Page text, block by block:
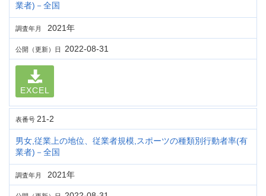
業者)－全国
調査年月 2021年
公開（更新）日 2022-08-31
EXCEL
表番号 21-2
男女,従業上の地位、従業者規模,スポーツの種類別行動者率(有
業者)－全国
調査年月 2021年